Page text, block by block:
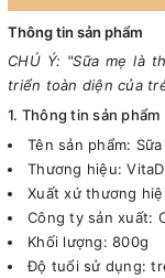
Thông tin sản phẩm
CHÚ Ý: "Sữa mẹ là
triển toàn diện của
1. Thông tin sản phẩm
Tên sản phẩm:
Thương hiệu:
Xuất xứ thương
Công ty sản xuất:
Khối lượng: 800g
Độ tuổi sử dụng: